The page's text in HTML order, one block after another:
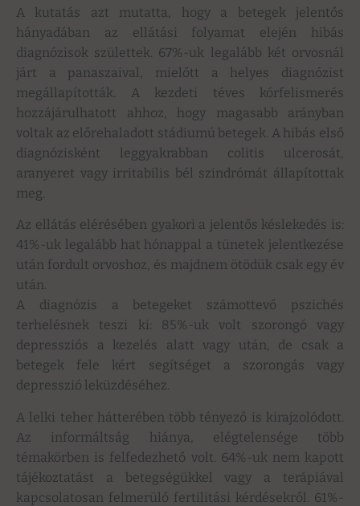
A kutatás azt mutatta, hogy a betegek jelentős
hányadában az ellátási folyamat elején hibás
diagnózisok születtek. 67%-uk legalább két orvosnál
járt a panaszaival, mielőtt a helyes diagnózist
megállapították. A kezdeti téves kórfelismerés
hozzájárulhatott ahhoz, hogy magasabb arányban
voltak az előrehaladott stádiumú betegek. A hibás első
diagnózisként leggyakrabban colitis ulcerosát,
aranyeret vagy irritabilis bél szindrómát állapítottak
meg.
Az ellátás elérésében gyakori a jelentős késlekedés is:
41%-uk legalább hat hónappal a tünetek jelentkezése
után fordult orvoshoz, és majdnem ötödük csak egy év
után.
A diagnózis a betegeket számottevő pszichés
terhelésnek teszi ki: 85%-uk volt szorongó vagy
depressziós a kezelés alatt vagy után, de csak a
betegek fele kért segítséget a szorongás vagy
depresszió leküzdéséhez.
A lelki teher hátterében több tényező is kirajzolódott.
Az informáltság hiánya, elégtelensége több
témakörben is felfedezhető volt. 64%-uk nem kapott
tájékoztatást a betegségükkel vagy a terápiával
kapcsolatosan felmerülő fertilitási kérdésekről. 61%-